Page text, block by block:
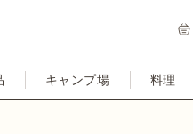
キャンプ場 料理